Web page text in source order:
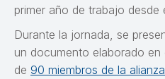
primer año de trabajo desde
Durante la jornada, se
un documento elaborado
de 90 miembros de la alianza